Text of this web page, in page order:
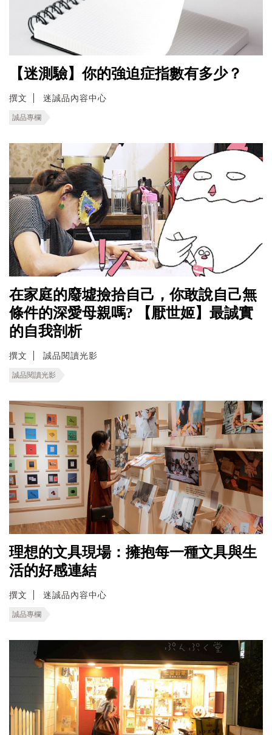
【迷測驗】你的強迫症指數有多少？
撰文 迷誠品內容中心
誠品專欄
在家庭的廢墟撿拾自己，你敢說自己無
條件的深愛母親嗎? 【厭世姬】最誠實
的自我剖析
撰文 誠品閱讀光影
誠品閱讀光影
理想的文具現場：擁抱每一種文具與生
活的好感連結
撰文 迷誠品內容中心
誠品專欄